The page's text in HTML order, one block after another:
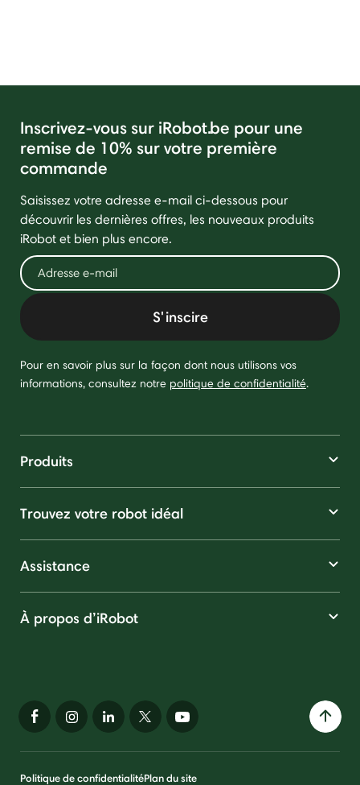
Inscrivez-vous sur iRobot.be pour une
remise de 10% sur votre première
commande
Saisissez votre adresse e-mail ci-dessous pour
découvrir les dernières offres, les nouveaux produits
iRobot et bien plus encore.
S'inscire
Pour en savoir plus sur la façon dont nous utilisons vos
informations, consultez notre politique de confidentialité.
Produits
Trouvez votre robot idéal
Assistance
À propos d’iRobot
Politique de confidentialitéPlan du site